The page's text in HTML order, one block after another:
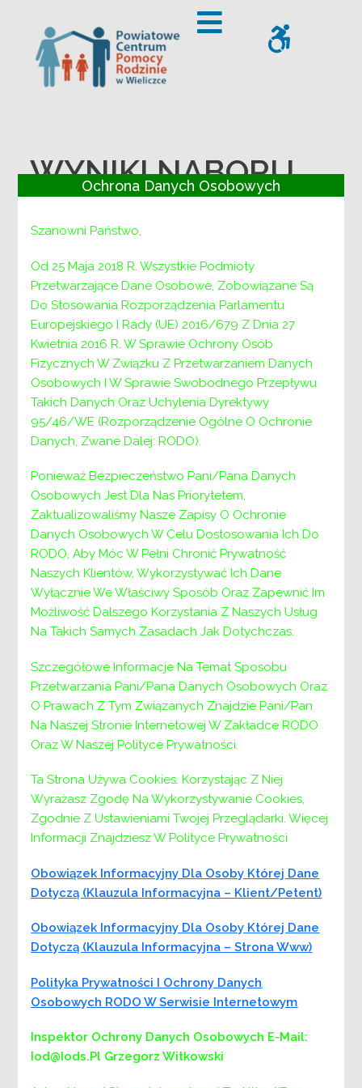
– WYNIKI NABORU NA KIEROWNICZE STANOWISKO
Ochrona Danych Osobowych
Szanowni Państwo,
Od 25 Maja 2018 R. Wszystkie Podmioty
Przetwarzające Dane Osobowe, Zobowiązane Są
Do Stosowania Rozporządzenia Parlamentu
Europejskiego I Rady (UE) 2016/679 Z Dnia 27
Kwietnia 2016 R. W Sprawie Ochrony Osób
Fizycznych W Związku Z Przetwarzaniem Danych
Osobowych I W Sprawie Swobodnego Przepływu
Takich Danych Oraz Uchylenia Dyrektywy
95/46/WE (Rozporządzenie Ogólne O Ochronie
Danych, Zwane Dalej: RODO).
Ponieważ Bezpieczeństwo Pani/Pana Danych
Osobowych Jest Dla Nas Priorytetem,
Zaktualizowaliśmy Nasze Zapisy O Ochronie
Danych Osobowych W Celu Dostosowania Ich Do
RODO, Aby Móc W Pełni Chronić Prywatność
Naszych Klientów, Wykorzystywać Ich Dane
Wyłącznie We Właściwy Sposób Oraz Zapewnić Im
Możliwość Dalszego Korzystania Z Naszych Usług
Na Takich Samych Zasadach Jak Dotychczas.
Szczegółowe Informacje Na Temat Sposobu
Przetwarzania Pani/Pana Danych Osobowych Oraz
O Prawach Z Tym Związanych Znajdzie Pani/Pan
Na Naszej Stronie Internetowej W Zakładce RODO
Oraz W Naszej Polityce Prywatności.
Ta Strona Używa Cookies. Korzystając Z Niej
Wyrażasz Zgodę Na Wykorzystywanie Cookies,
Zgodnie Z Ustawieniami Twojej Przeglądarki. Więcej
Informacji Znajdziesz W Polityce Prywatności
Obowiązek Informacyjny Dla Osoby Której Dane
Dotyczą (klauzula Informacyjna – Klient/petent)
Obowiązek Informacyjny Dla Osoby Której Dane
Dotyczą (klauzula Informacyjna – Strona Www)
Polityka Prywatności I Ochrony Danych
Osobowych RODO W Serwisie Internetowym
Inspektor Ochrony Danych Osobowych E-Mail:
Iod@iods.pl Grzegorz Witkowski
Offcanvas Sidebar
WYNIKI NABORU
NA KIEROWNICZE
STANOWISKO
URZĘDNICZE
V—NAB- 1102-4-6/ 151 /2025
Wieliczka, dnia 27 maja 2025 r.
Powiatowe Centrum Pomocy Rodzinie w
Wieliczce 32-020 Wieliczka ul. Niepołomska 26
G
KIEROWNICZE STANOWISKO URZĘDNICZE
KIEROWNIKA DZIAŁU DO SPRAW PROMOCJI
USŁUG SPOŁECZNYCH I CENTRUM
WOLONTARIATU
(nazwa stanowiska pracy}
Informujemy, że w wyniku zakończenia
procedury naboru na ww. stanowisko został
Pan Bogdan Pasek – zam. Wieliczka
Uzasadnienie dokonanego wyboru :
Kandydat spełnił warunki i wymagania
formalne określone w ogłoszeniu o naborze,
wykazał się wiedzą merytoryczną,
kwalifikacjami oraz doświadczeniem z zakresu
zagadnień wymaganych przez pracodawcę.
DYREKTOR
Powiatowego Centrum
mgr Anna Marzec
Nawigacja
wpisu
Poprzedni Poprzedni:
Dyrektor Powiatowego Centrum
Pomocy Rodzinie w Wieliczce ogłasza nabór na
wolne stanowisko urzędnicze SPECJALISTY DS.